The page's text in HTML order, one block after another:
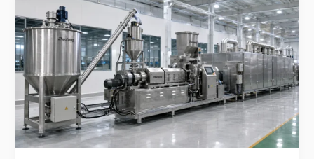
PLC-
und
Steuerung
die
Effizienz
in
automatisierten
Lebensmittelproduktionslinien